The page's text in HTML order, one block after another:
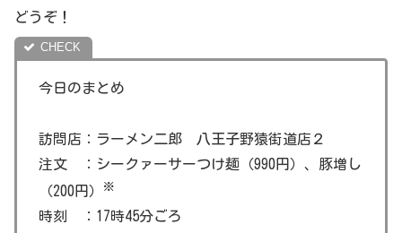
どうぞ！
今日のまとめ
訪問店：ラーメン二郎 八王子野猿街道店２
注文 ：シークァーサーつけ麺（990円）、豚増し
（200円）
※
時刻 ：17時45分ごろ